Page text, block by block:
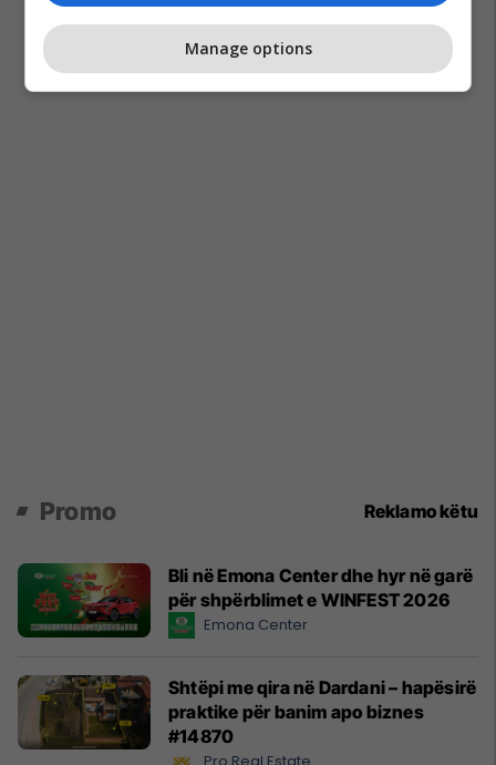
Promo Reklamo këtu
Bli në Emona Center dhe hyr në garë
për shpërblimet e WINFEST 2026
Emona Center
Shtëpi me qira në Dardani – hapësirë
praktike për banim apo biznes
#14870
Pro Real Estate
Manage options